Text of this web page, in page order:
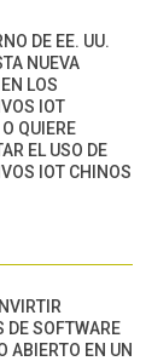
DE EE. UU.
NUEVA
LOS
IOT
QUIERE
EL USO DE
IOT CHINOS
DE SOFTWARE
ABIERTO EN UN